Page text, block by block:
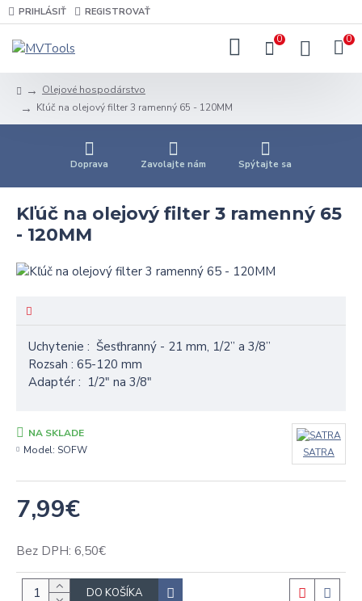
PRIHLÁSIŤ REGISTROVAŤ
0 0
Olejové hospodárstvo
Kľúč na olejový filter 3 ramenný 65 - 120MM
Doprava Zavolajte nám Spýtajte sa
Kľúč na olejový filter 3 ramenný 65
- 120MM
Uchytenie : Šesťhranný - 21 mm, 1/2” a 3/8”
Rozsah : 65-120 mm
Adaptér : 1/2" na 3/8"
7,99€
Bez DPH: 6,50€
NA SKLADE
Model: SOFW SATRA
DO KOŠÍKA